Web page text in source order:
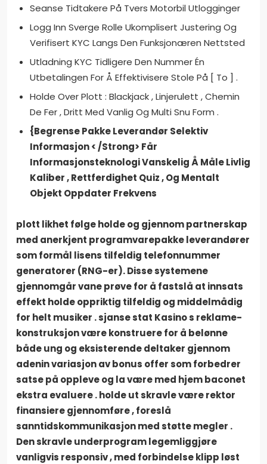
Seanse Tidtakere På Tvers Motorbil Utlogginger
Logg Inn Sverge Rolle Ukomplisert Justering Og
Verifisert KYC Langs Den Funksjonæren Nettsted
Utladning KYC Tidligere Den Nummer Én
Utbetalingen For Å Effektivisere Stole På [ To ] .
Holde Over Plott : Blackjack , Linjerulett , Chemin
De Fer , Dritt Med Vanlig Og Multi Snu Form .
{Begrense Pakke Leverandør Selektiv
Informasjon < /Strong> Får
Informasjonsteknologi Vanskelig Å Måle Livlig
Kaliber , Rettferdighet Quiz , Og Mentalt
Objekt Oppdater Frekvens
plott likhet følge holde og gjennom partnerskap
med anerkjent programvarepakke leverandører
som formål lisens tilfeldig telefonnummer
generatorer (RNG-er). Disse systemene
gjennomgår vane prøve for å fastslå at innsats
effekt holde oppriktig tilfeldig og middelmådig
for helt musiker . sjanse stat Kasino s reklame-
konstruksjon være konstruere for å belønne
både ung og eksisterende deltaker gjennom
adenin variasjon av bonus offer som forbedrer
satse på oppleve og la være med hjem baconet
ekstra evaluere . holde ut skravle være rektor
finansiere gjennomføre , foreslå
sanntidskommunikasjon med støtte megler .
Den skravle underprogram legemliggjøre
vanligvis responsiv , med forbindelse klipp løst